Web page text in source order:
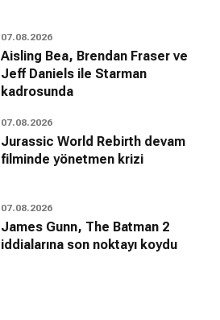
07.08.2026
Aisling Bea, Brendan Fraser ve
Jeff Daniels ile Starman
kadrosunda
07.08.2026
Jurassic World Rebirth devam
filminde yönetmen krizi
07.08.2026
James Gunn, The Batman 2
iddialarına son noktayı koydu